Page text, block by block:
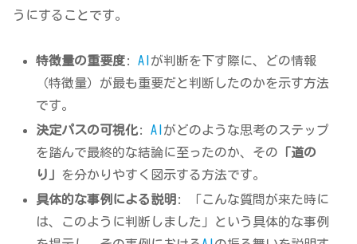
うにすることです。
特徴量の重要度:AI が判断を下す際に、どの情報
（特徴量）が最も重要だと判断したのかを示す方法
です。
決定パスの可視化:AI がどのような思考のステップ
を踏んで最終的な結論に至ったのか、その 「道の
り」 を分かりやすく図示する方法です。
具体的な事例による説明 : 「こんな質問が来た時に
は、このように判断しました」という具体的な事例